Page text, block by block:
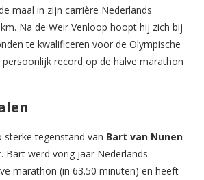
maal in zijn carrière Nederlands
Na de Weir Venloop hoopt hij zich bij
te kwalificeren voor de Olympische
persoonlijk record op de halve marathon
sterke tegenstand van Bart van Nunen
. Bart werd vorig jaar Nederlands
marathon (in 63.50 minuten) en heeft